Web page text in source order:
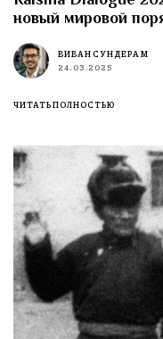
новый мировой
ВИВАН СУНДЕРАМ
24.03.2025
ЧИТАТЬ ПОЛНОСТЬЮ